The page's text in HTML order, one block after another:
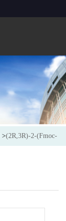
>(2R,3R)-2-(Fmoc-